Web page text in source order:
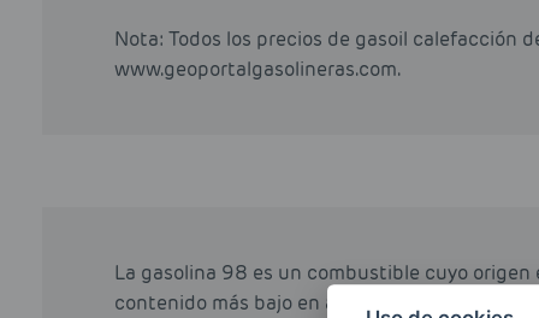
Nota: Todos los precios de gasoil calefacción
www.geoportalgasolineras.com.
La gasolina 98 es un combustible cuyo
contenido más bajo en azufre que otros